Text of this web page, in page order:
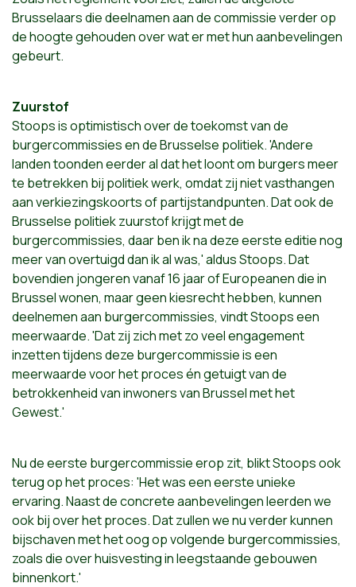
Brusselaars die deelnamen aan de commissie verder op
de hoogte gehouden over wat er met hun aanbevelingen
gebeurt.
Zuurstof
Stoops is optimistisch over de toekomst van de
burgercommissies en de Brusselse politiek. 'Andere
landen toonden eerder al dat het loont om burgers meer
te betrekken bij politiek werk, omdat zij niet vasthangen
aan verkiezingskoorts of partijstandpunten. Dat ook de
Brusselse politiek zuurstof krijgt met de
burgercommissies, daar ben ik na deze eerste editie nog
meer van overtuigd dan ik al was,' aldus Stoops. Dat
bovendien jongeren vanaf 16 jaar of Europeanen die in
Brussel wonen, maar geen kiesrecht hebben, kunnen
deelnemen aan burgercommissies, vindt Stoops een
meerwaarde. 'Dat zij zich met zo veel engagement
inzetten tijdens deze burgercommissie is een
meerwaarde voor het proces én getuigt van de
betrokkenheid van inwoners van Brussel met het
Gewest.'
Nu de eerste burgercommissie erop zit, blikt Stoops ook
terug op het proces: 'Het was een eerste unieke
ervaring. Naast de concrete aanbevelingen leerden we
ook bij over het proces. Dat zullen we nu verder kunnen
bijschaven met het oog op volgende burgercommissies,
zoals die over huisvesting in leegstaande gebouwen
binnenkort.'